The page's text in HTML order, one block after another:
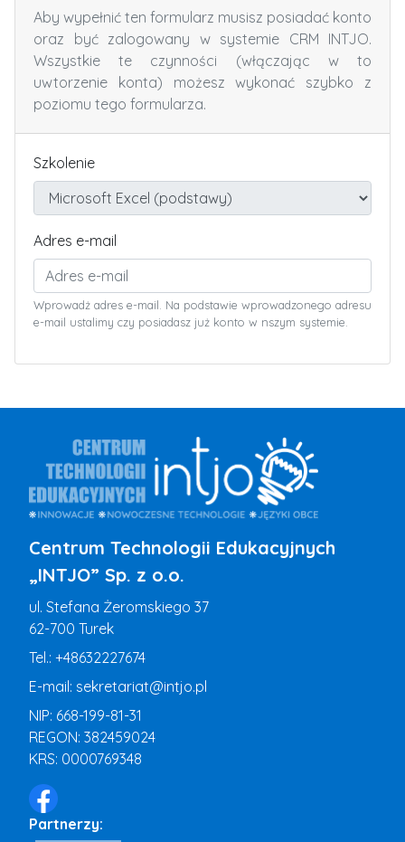
Aby wypełnić ten formularz musisz posiadać konto
oraz być zalogowany w systemie CRM INTJO.
Wszystkie te czynności (włączając w to
uwtorzenie konta) możesz wykonać szybko z
poziomu tego formularza.
Szkolenie
Adres e-mail
Wprowadż adres e-mail. Na podstawie wprowadzonego adresu
e-mail ustalimy czy posiadasz już konto w nszym systemie.
Centrum Technologii Edukacyjnych
„INTJO” Sp. z o.o.
ul. Stefana Żeromskiego 37
62-700 Turek
Tel.: +48632227674
E-mail: sekretariat@intjo.pl
NIP: 668-199-81-31
REGON: 382459024
KRS: 0000769348
Partnerzy: